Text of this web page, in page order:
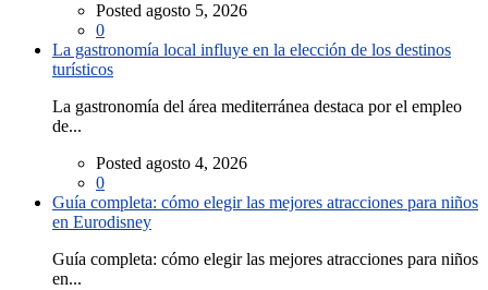
Posted agosto 5, 2026
0
La gastronomía local influye en la elección de los destinos
turísticos
La gastronomía del área mediterránea destaca por el empleo
de...
Posted agosto 4, 2026
0
Guía completa: cómo elegir las mejores atracciones para niños
en Eurodisney
Guía completa: cómo elegir las mejores atracciones para niños
en...